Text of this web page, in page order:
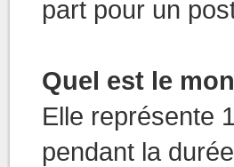
part pour un
Quel est le
Elle représente
pendant la